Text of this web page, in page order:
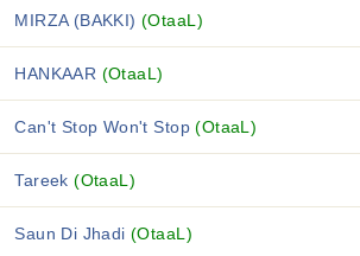
MIRZA (BAKKI)(OtaaL)
HANKAAR (OtaaL)
Can't Stop Won't Stop(OtaaL)
Tareek(OtaaL)
Saun Di Jhadi(OtaaL)